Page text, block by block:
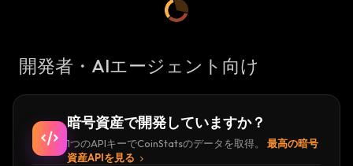
開発者・AIエージェント向け
暗号資産で開発していますか？
1つのAPIキーでCoinStatsのデータを取得。
最高の暗号
資産APIを見る